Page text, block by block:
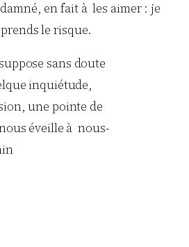
en fait à les aimer : je
le risque.
sans doute
inquiétude,
une pointe de
éveille à nous-